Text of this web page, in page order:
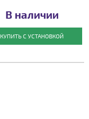
В наличии
КУПИТЬ С УСТАНОВКОЙ